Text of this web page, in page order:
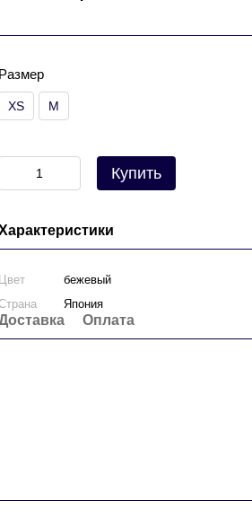
Размер
XS M
Купить
Цвет
бежевый
Япония
Оплата